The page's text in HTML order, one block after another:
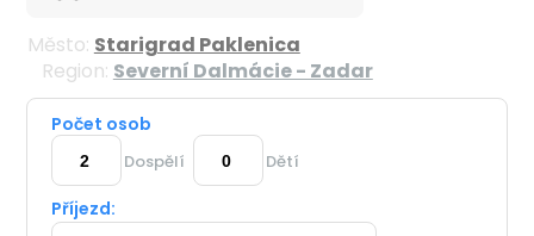
Město: Starigrad Paklenica
Region: Severní Dalmácie - Zadar
Počet osob
Dospělí Dětí
Příjezd: